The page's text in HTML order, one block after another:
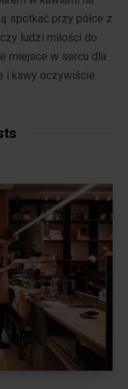
spotkać przy półce z
ludzi miłości do
miejsce w sercu dla
i kawy oczywiście.